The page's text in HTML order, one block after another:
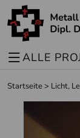
ALLE
Startseite> Licht,